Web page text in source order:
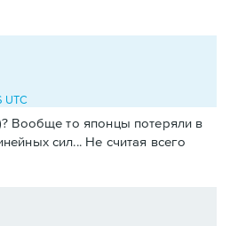
UTC
Вообще то японцы потеряли в
сил... Не считая всего